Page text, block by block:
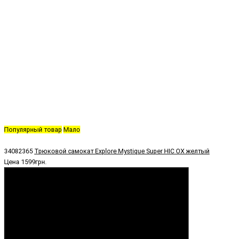
Популярный товар Мало
34082365 Трюковой самокат Explore Mystique Super HIC OX желтый
Цена 1599грн.